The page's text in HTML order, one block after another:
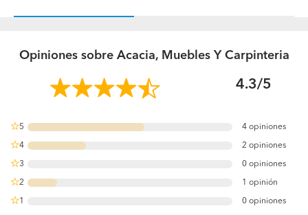
Opiniones sobre Acacia, Muebles Y Carpinteria
4.3/5
5 4 opiniones
57.142857142857%
4 2 opiniones
28.571428571429%
3 0 opiniones
2 1 opinión
14.285714285714%
1 0 opiniones